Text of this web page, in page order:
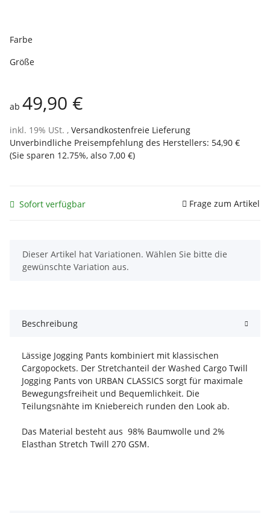
Farbe
Größe
ab 49,90 €
inkl. 19% USt. , Versandkostenfreie Lieferung
Unverbindliche Preisempfehlung des Herstellers: 54,90 €
(Sie sparen 12.75%, also 7,00 €)
Sofort verfügbar Frage zum Artikel
x
Dieser Artikel hat Variationen. Wählen Sie bitte die
gewünschte Variation aus.
Beschreibung
Lässige Jogging Pants kombiniert mit klassischen
Cargopockets. Der Stretchanteil der Washed Cargo Twill
Jogging Pants von URBAN CLASSICS sorgt für maximale
Bewegungsfreiheit und Bequemlichkeit. Die
Teilungsnähte im Kniebereich runden den Look ab.
Das Material besteht aus 98% Baumwolle und 2%
Elasthan Stretch Twill 270 GSM.